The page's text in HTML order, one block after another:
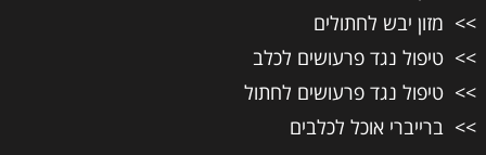
מזון יבש לחתולים
טיפול נגד פרעושים לכלב
טיפול נגד פרעושים לחתול
ברייברי אוכל לכלבים